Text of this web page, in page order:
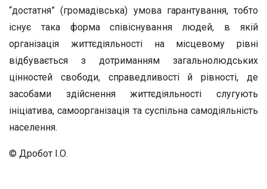
“достатня” (громадівська) умова гарантування, тобто
існує така форма співіснування людей, в якій
організація життєдіяльності на місцевому рівні
відбувається з дотриманням загальнолюдських
цінностей свободи, справедливості й рівності, де
засобами здійснення життєдіяльності слугують
ініціатива, самоорганізація та суспільна самодіяльність
населення.
© Дробот І.О.